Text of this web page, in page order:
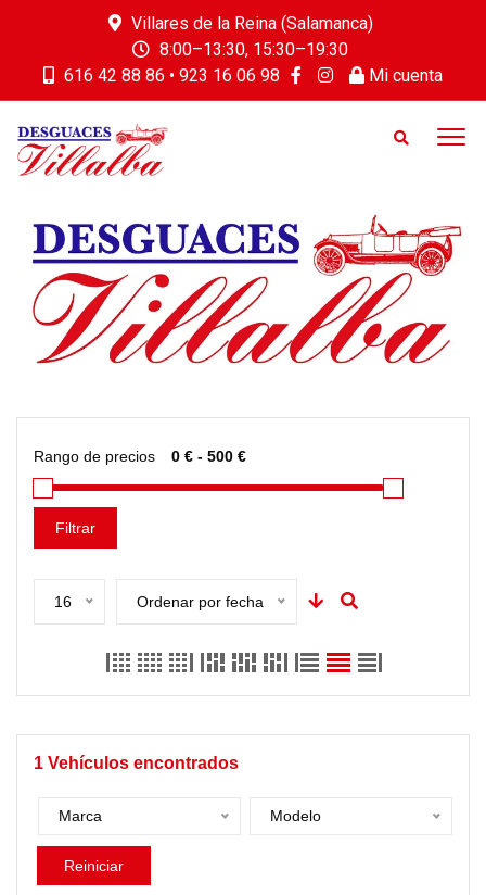
Villares de la Reina (Salamanca)
8:00–13:30, 15:30–19:30
616 42 88 86 • 923 16 06 98
Mi cuenta
Rango de precios
Filtrar
16 Ordenar por fecha
1 Vehículos encontrados
Marca Modelo
Reiniciar